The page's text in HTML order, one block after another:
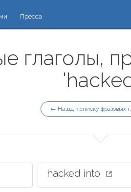
Пресса
глаголы,
← Назад к списку фразовых
hacked into